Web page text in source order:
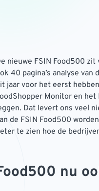
nieuwe FSIN Food500
40 pagina’s analyse van
jaar voor het eerst
Monitor en
Dat levert ons veel
de FSIN Food500
te zien hoe de
nu